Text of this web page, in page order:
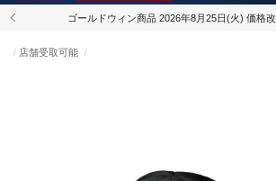
ゴールドウィン商品 2026年8月25日(火) 価格
店舗受取可能